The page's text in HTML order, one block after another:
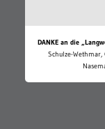
DANKE an die
Schulze-Wethmar,